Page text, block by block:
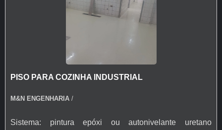
PISO PARA COZINHA INDUSTRIAL
M&N ENGENHARIA /
Sistema: pintura epóxi ou autonivelante uretano